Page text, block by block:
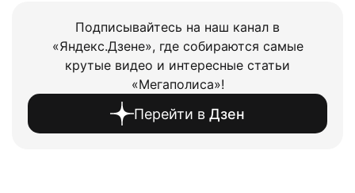
Подписывайтесь на наш канал в
«Яндекс.Дзене», где собираются самые
крутые видео и интересные статьи
«Мегаполиса»!
Перейти в Дзен